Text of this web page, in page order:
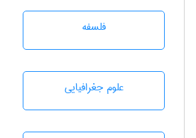
فلسفه
علوم جغرافيايی